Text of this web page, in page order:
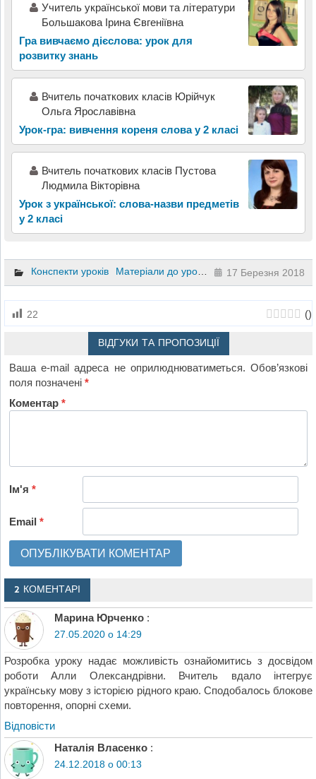
Учитель української мови та літератури
Большакова Ірина Євгеніївна
Гра вивчаємо дієслова: урок для
розвитку знань
Вчитель початкових класiв Юрiйчук
Ольга Ярославiвна
Урок-гра: вивчення кореня слова у 2 класі
Вчитель початкових класів Пустова
Людмила Вікторівна
Урок з української: слова-назви предметів
у 2 класі
Конспекти уроків Матеріали до уроків Природознавство
17 Березня 2018
22 ()
ВІДГУКИ ТА ПРОПОЗИЦІЇ
Ваша e-mail адреса не оприлюднюватиметься. Обов’язкові
поля позначені*
Коментар*
Ім'я*
Email*
2 КОМЕНТАРІ
Марина Юрченко :
27.05.2020 о 14:29
Розробка уроку надає можливість ознайомитись з досвідом
роботи Алли Олександрівни. Вчитель вдало інтегрує
українську мову з історією рідного краю. Сподобалось блокове
повторення, опорні схеми.
Відповіcти
Наталія Власенко :
24.12.2018 о 00:13